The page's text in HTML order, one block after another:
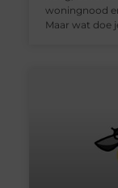
woningnood
Maar wat doe